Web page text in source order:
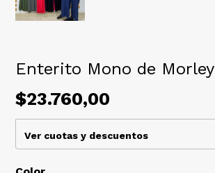
Enterito Mono de Morley
$23.760,00
Ver cuotas y descuentos